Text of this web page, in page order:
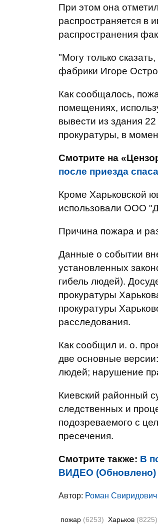
При этом она
распространяется в
распространения
"Могу только
фабрики Игоре
Как сообщалось,
помещениях,
вывести из здания
прокуратуры, в
Смотрите на
после приезда
Кроме Харьковской
использовали ООО
Причина пожара и
Данные о событии
установленных
гибель людей).
прокуратуры
прокуратуры
расследования.
Как сообщил и. о.
две основные
людей; нарушение
Киевский районный
следственных и
подозреваемого с
пресечения.
Смотрите также: В
ВИДЕО (Обновлено)
Автор: Роман Свиридович
пожар (6253) Харьков (8225)